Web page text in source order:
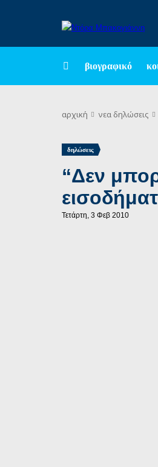
βιογραφικό
αρχική νεα δηλώσεις
δηλώσεις
“Δεν
Τετάρτη, 3 Φεβ 2010